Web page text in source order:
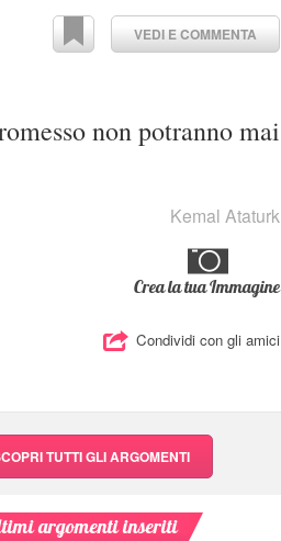
VEDI E COMMENTA
non potranno mai
Kemal Ataturk
Crea la tua Immagine
Condividi con gli amici
TUTTI GLI ARGOMENTI
argomenti inseriti